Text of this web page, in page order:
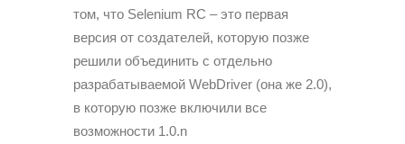
том, что Selenium RC – это первая
версия от создателей, которую позже
решили объединить с отдельно
разрабатываемой WebDriver (она же 2.0),
в которую позже включили все
возможности 1.0.n